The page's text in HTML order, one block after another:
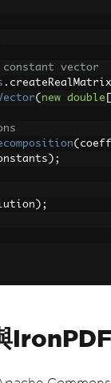
vector
. createRealMatrix
( new double
(
);
);